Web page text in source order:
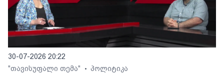
30-07-2026 20:22
"თავისუფალი თემა"
• პოლიტიკა